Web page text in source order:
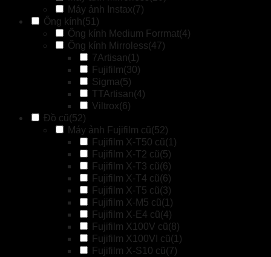
Máy ảnh Instax(7)
Ống kính(51)
Ống kính Medium Forrmat(4)
Ống kính Mirroless(47)
7Artisan(1)
Fujifilm(30)
Sigma(5)
TTArtisan(4)
Viltrox(6)
Đồ cũ(52)
Máy ảnh Fujifilm cũ(52)
Fujifilm X-T50 cũ(1)
Fujifilm X-T2 cũ(5)
Fujifilm X-T3 cũ(6)
Fujifilm X-T4 cũ(6)
Fujifilm X-T5 cũ(3)
Fujifilm X-M5 cũ(1)
Fujifilm X-E4 cũ(4)
Fujifilm X100V cũ(8)
Fujifilm X100VI cũ(1)
Fujifilm X-S10 cũ(7)